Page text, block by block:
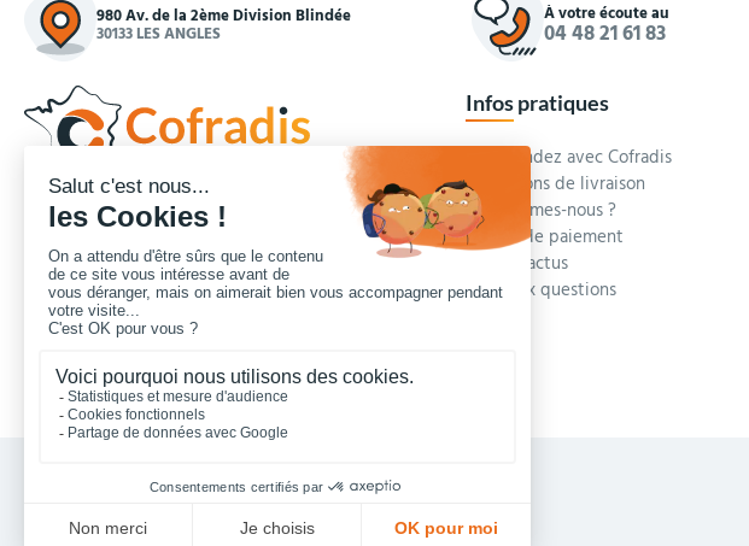
980 Av. de la 2ème Division Blindée
30133 LES ANGLES
À votre écoute au
04 48 21 61 83
Concepteur et fournisseur de mobilier urbain,
Cofradis répond aux besoins d'équipements des
services des collectivités locales, des entreprises
de travaux publics, lycées, écoles.
Nous contacter
Infos pratiques
Commandez avec Cofradis
Conditions de livraison
Qui sommes-nous ?
Modes de paiement
Blog et actus
Foire aux questions
Vos achats collectivités en ligne sécurisés 7 J/7